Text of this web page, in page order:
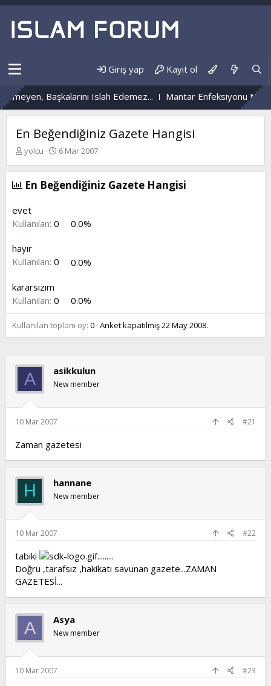
Giriş yap Kayıt ol
Başkalarını Islah Edemez... Mantar Enfeksiyonu Nedir?
En Beğendiğiniz Gazete Hangisi
K
b
u
b
ş
l
a
n
yolcu
B
l
a
ı
a
i
6 Mar 2007
En Beğendiğiniz Gazete Hangisi
evet
Kullanılan: 0 0.0%
hayır
Kullanılan: 0 0.0%
kararsızım
Kullanılan: 0 0.0%
Kullanılan toplam oy 0 Anket kapatılmış22 May 2008.
A asikkulun
New member
10 Mar 2007 #21
Zaman gazetesi
H hannane
New member
10 Mar 2007 #22
tabiki
.........
Doğru ,tarafsız ,hakikatı savunan gazete...ZAMAN
GAZETESİ...
A Asya
New member
10 Mar 2007 #23